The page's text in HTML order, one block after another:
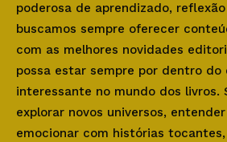
poderosa de aprendizado,
buscamos sempre oferecer
com as melhores novidades
possa estar sempre por dentro do
interessante no mundo dos livros.
explorar novos universos,
emocionar com histórias